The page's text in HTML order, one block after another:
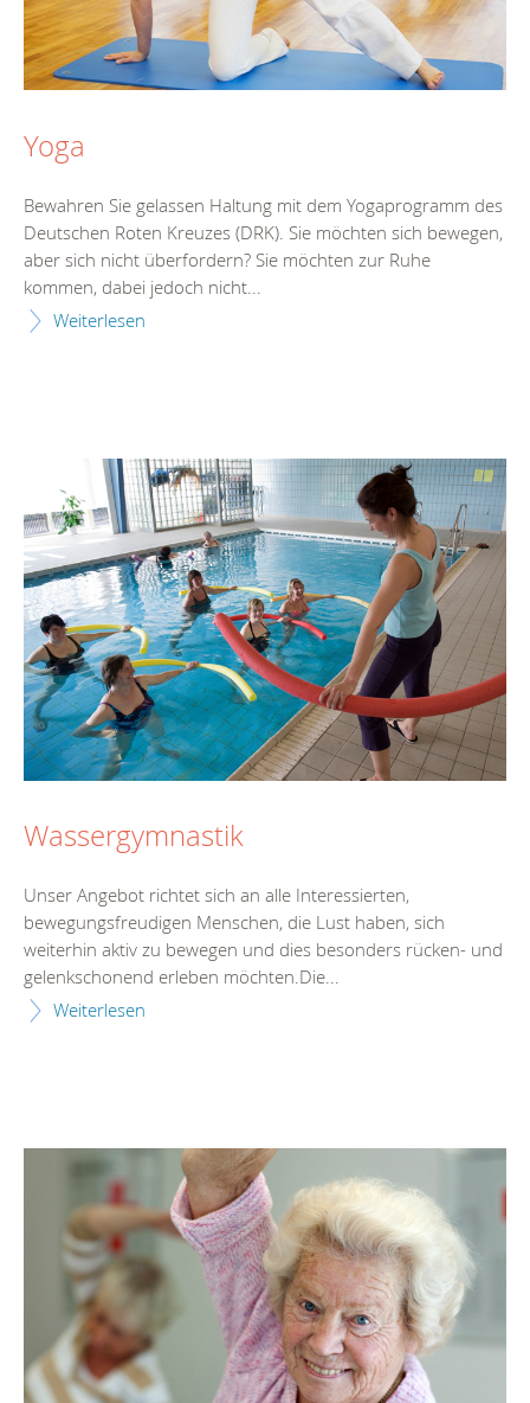
Yoga
Bewahren Sie gelassen Haltung mit dem Yogaprogramm des
Deutschen Roten Kreuzes (DRK). Sie möchten sich bewegen,
aber sich nicht überfordern? Sie möchten zur Ruhe
kommen, dabei jedoch nicht...
Weiterlesen
Wassergymnastik
Unser Angebot richtet sich an alle Interessierten,
bewegungsfreudigen Menschen, die Lust haben, sich
weiterhin aktiv zu bewegen und dies besonders rücken- und
gelenkschonend erleben möchten.Die...
Weiterlesen